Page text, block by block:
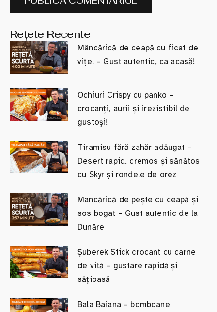
Rețete Recente
Mâncărică de ceapă cu ficat de
vițel – Gust autentic, ca acasă!
Ochiuri Crispy cu panko –
crocanți, aurii și irezistibil de
gustoși!
Tiramisu fără zahăr adăugat –
Desert rapid, cremos și sănătos
cu Skyr și rondele de orez
Mâncărică de pește cu ceapă și
sos bogat – Gust autentic de la
Dunăre
Șuberek Stick crocant cu carne
de vită – gustare rapidă și
sățioasă
Bala Baiana – bomboane